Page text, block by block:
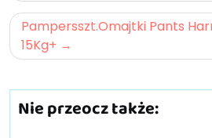
Pampersszt.Omajtki Pants
15Kg+
Nie przeocz także: